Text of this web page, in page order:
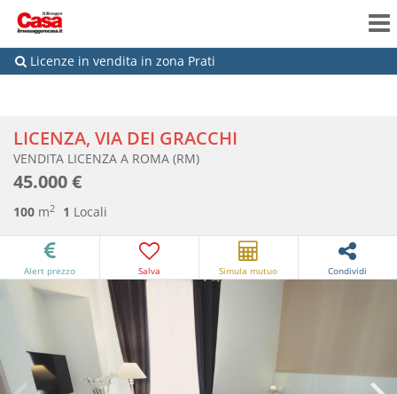
Licenze in vendita in zona Prati
LICENZA, VIA DEI GRACCHI
VENDITA LICENZA A ROMA (RM)
45.000 €
100 m2 1 Locali
Alert prezzo Salva Simula mutuo Condividi